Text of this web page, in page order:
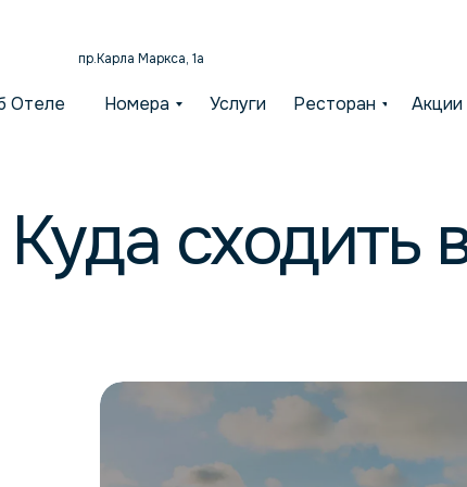
пр.Карла Маркса, 1а
Ресторан
Номера
Отеле Акции
Услуги
Куда сходить